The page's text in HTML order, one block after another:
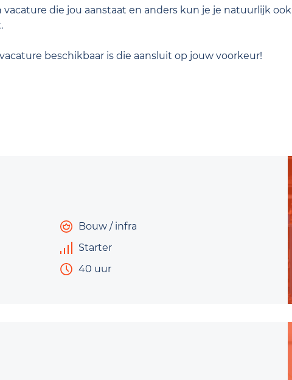
vacature die jou aanstaat en anders kun je je natuurlijk ook
beschikbaar is die aansluit op jouw voorkeur!
Bouw / infra
Starter
40 uur